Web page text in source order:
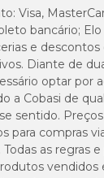
Visa,
bancário;
e
Diante de
optar por
a Cobasi de
sentido.
para compras
Todas as regras